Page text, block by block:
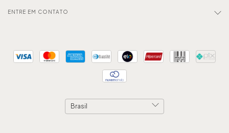
ENTRE EM CONTATO